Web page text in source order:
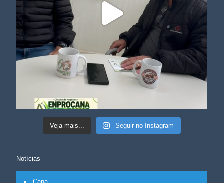
Veja mais... Seguir no Instagram
Notícias